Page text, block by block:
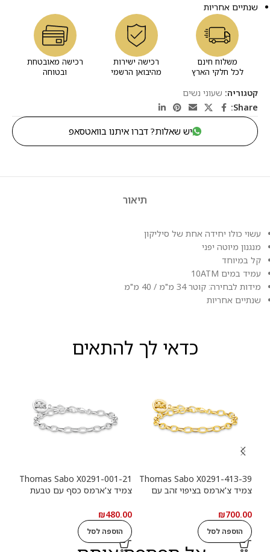
שנתיים אחריות
משלוח חינם
לכל חלקי הארץ
רכישה ישירות
מהיבואן הרשמי
רכישה מאובטחת
ובטוחה
קטגוריה: שעוני נשים
Share:
יש שאלות? דברו איתנו בוואטסאפ
תיאור
עשוי כולו יחידה אחת של סיליקון
מנגנון מיוטה יפני
קל במיוחד
עמיד במים 10ATM
מידות לבחירה: קוטר 34 מ"מ / 40 מ"מ
שנתיים אחריות
כדאי לך להתאים
Thomas Sabo X0291-413-39
צמיד צ'ארמס בציפוי זהב עם
₪700.00
הוספה לסל
Thomas Sabo X0291-001-21
צמיד צ'ארמס כסף עם טבעת
₪480.00
הוספה לסל